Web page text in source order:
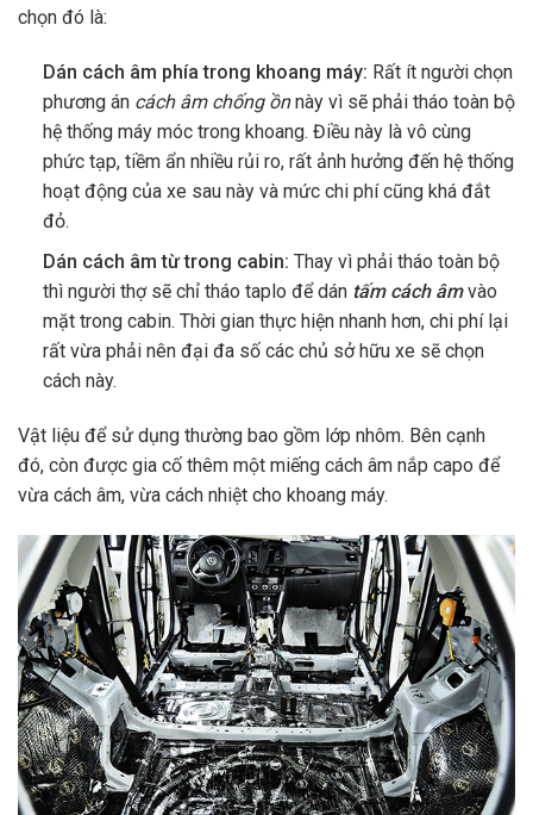
chọn đó là:
Dán cách âm phía trong khoang máy: Rất ít người chọn
phương án cách âm chống ồnnày vì sẽ phải tháo toàn bộ
hệ thống máy móc trong khoang. Điều này là vô cùng
phức tạp, tiềm ẩn nhiều rủi ro, rất ảnh hưởng đến hệ thống
hoạt động của xe sau này và mức chi phí cũng khá đắt
đỏ.
Dán cách âm từ trong cabin: Thay vì phải tháo toàn bộ
thì người thợ sẽ chỉ tháo taplo để dán tấm cách âmvào
mặt trong cabin. Thời gian thực hiện nhanh hơn, chi phí lại
rất vừa phải nên đại đa số các chủ sở hữu xe sẽ chọn
cách này.
Vật liệu để sử dụng thường bao gồm lớp nhôm. Bên cạnh
đó, còn được gia cố thêm một miếng cách âm nắp capo để
vừa cách âm, vừa cách nhiệt cho khoang máy.